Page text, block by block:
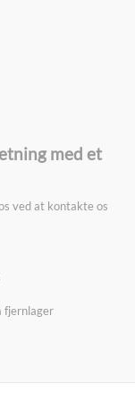
med et
ved at kontakte os
fjernlager